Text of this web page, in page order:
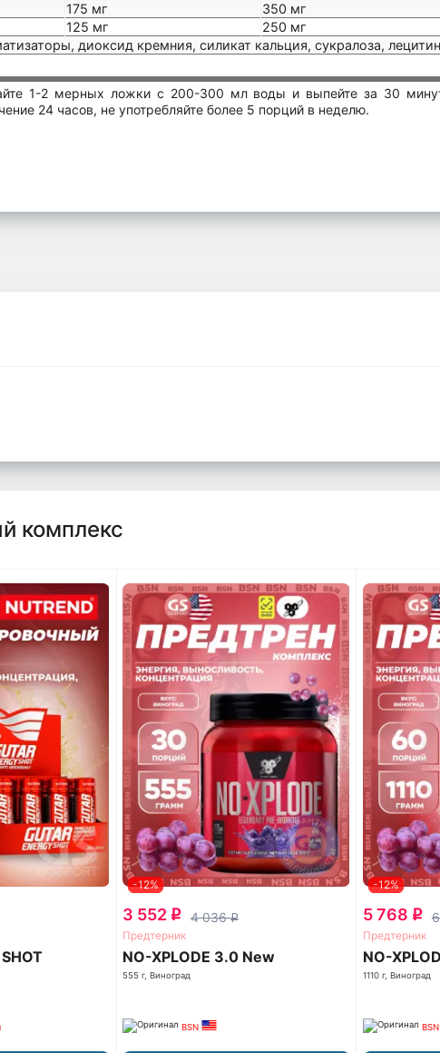
175 мг
350 мг
125 мг
250 мг
диоксид кремния, силикат кальция, сукралоза, лецитин
1-2 мерных ложки с 200-300 мл воды и выпейте за 30
24 часов, не употребляйте более 5 порций в неделю.
комплекс
-12%
3 552 q 4 036q
Предтерник
NO-XPLODE 3.0 New
555 г, Виноград
BSN
-12%
5 768 q
Предтерник
NO-
1110 г, Виноград
BSN